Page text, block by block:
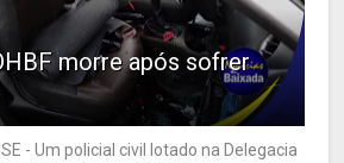
morre após sofrer
- Um policial civil lotado na Delegacia